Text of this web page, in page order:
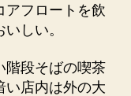
アフロートを飲
しい。
階段そばの喫茶
い店内は外の大